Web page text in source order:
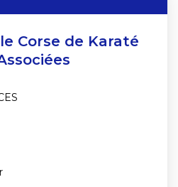
Corse de Karaté